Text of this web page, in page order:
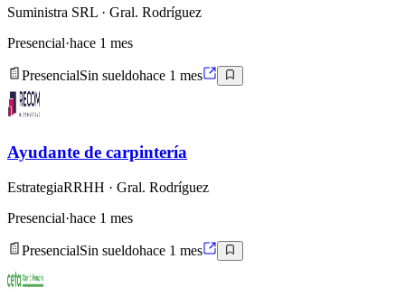
Suministra SRL · Gral. Rodríguez
Presencial·hace 1 mes
PresencialSin sueldohace 1 mes
Ayudante de carpintería
EstrategiaRRHH · Gral. Rodríguez
Presencial·hace 1 mes
PresencialSin sueldohace 1 mes